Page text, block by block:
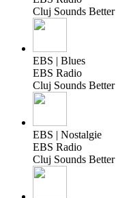
Cluj Sounds Better
EBS | Blues
EBS Radio
Cluj Sounds Better
EBS | Nostalgie
EBS Radio
Cluj Sounds Better